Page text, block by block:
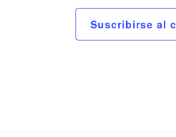
Suscribirse al